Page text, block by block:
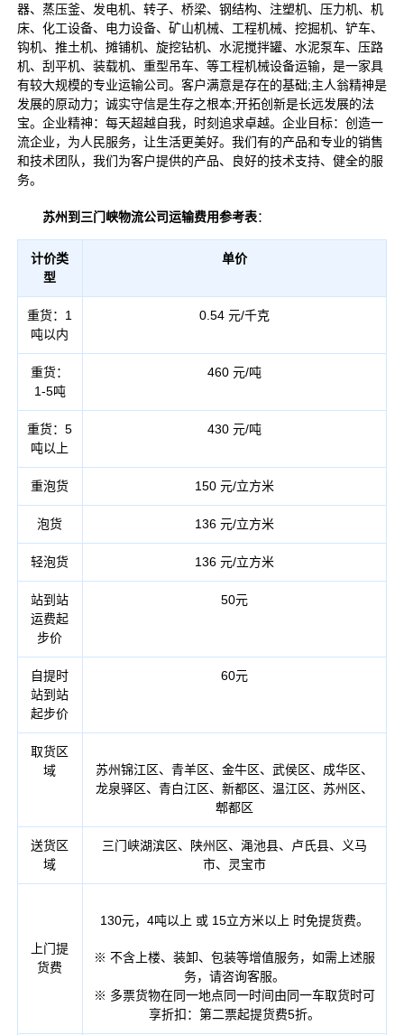
器、蒸压釜、发电机、转子、桥梁、钢结构、注塑机、压力机、机
床、化工设备、电力设备、矿山机械、工程机械、挖掘机、铲车、
钩机、推土机、摊铺机、旋挖钻机、水泥搅拌罐、水泥泵车、压路
机、刮平机、装载机、重型吊车、等工程机械设备运输，是一家具
有较大规模的专业运输公司。客户满意是存在的基础;主人翁精神是
发展的原动力；诚实守信是生存之根本;开拓创新是长远发展的法
宝。企业精神：每天超越自我，时刻追求卓越。企业目标：创造一
流企业，为人民服务，让生活更美好。我们有的产品和专业的销售
和技术团队，我们为客户提供的产品、良好的技术支持、健全的服
务。
苏州到三门峡物流公司运输费用参考表：
计价类
型
单价
重货：1
吨以内
0.54 元/千克
重货：
1-5吨
460 元/吨
重货：5
吨以上
430 元/吨
重泡货 150 元/立方米
泡货 136 元/立方米
轻泡货 136 元/立方米
站到站
运费起
步价
50元
自提时
站到站
起步价
60元
取货区
域
苏州锦江区、青羊区、金牛区、武侯区、成华区、
龙泉驿区、青白江区、新都区、温江区、苏州区、
郫都区
送货区
域
三门峡湖滨区、陕州区、渑池县、卢氏县、义马
市、灵宝市
上门提
货费
130元，4吨以上 或 15立方米以上 时免提货费。
※ 不含上楼、装卸、包装等增值服务，如需上述服
务，请咨询客服。
※ 多票货物在同一地点同一时间由同一车取货时可
享折扣：第二票起提货费5折。